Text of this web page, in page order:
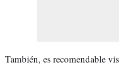
También, es recomendable